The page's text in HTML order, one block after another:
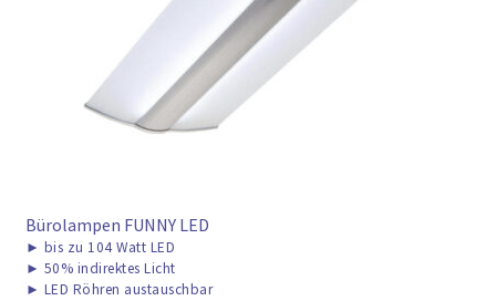
Bürolampen FUNNY LED
► bis zu 104 Watt LED
► 50% indirektes Licht
► LED Röhren austauschbar